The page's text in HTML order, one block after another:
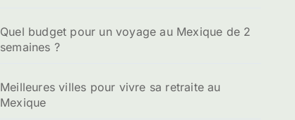
Quel budget pour un voyage au Mexique de 2
semaines ?
Meilleures villes pour vivre sa retraite au
Mexique